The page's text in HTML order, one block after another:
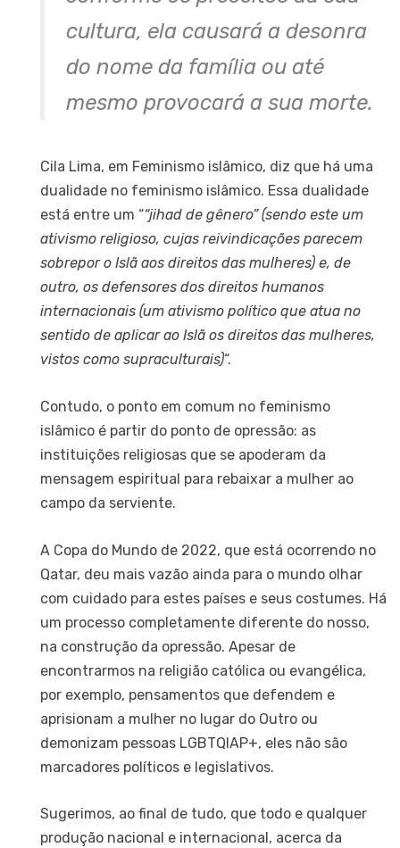
cultura, ela causará a desonra
do nome da família ou até
mesmo provocará a sua morte.
Cila Lima, em Feminismo islâmico, diz que há uma
dualidade no feminismo islâmico. Essa dualidade
está entre um ““jihad de gênero” (sendo este um
ativismo religioso, cujas reivindicações parecem
sobrepor o Islã aos direitos das mulheres) e, de
outro, os defensores dos direitos humanos
internacionais (um ativismo político que atua no
sentido de aplicar ao Islã os direitos das mulheres,
vistos como supraculturais)“.
Contudo, o ponto em comum no feminismo
islâmico é partir do ponto de opressão: as
instituições religiosas que se apoderam da
mensagem espiritual para rebaixar a mulher ao
campo da serviente.
A Copa do Mundo de 2022, que está ocorrendo no
Qatar, deu mais vazão ainda para o mundo olhar
com cuidado para estes países e seus costumes. Há
um processo completamente diferente do nosso,
na construção da opressão. Apesar de
encontrarmos na religião católica ou evangélica,
por exemplo, pensamentos que defendem e
aprisionam a mulher no lugar do Outro ou
demonizam pessoas LGBTQIAP+, eles não são
marcadores políticos e legislativos.
Sugerimos, ao final de tudo, que todo e qualquer
produção nacional e internacional, acerca da